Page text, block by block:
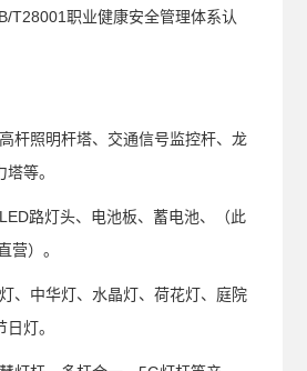
T28001职业健康安全管理体系认
杆照明杆塔、交通信号监控杆、龙
等。
路灯头、电池板、蓄电池、（此
营）。
、中华灯、水晶灯、荷花灯、庭院
灯。